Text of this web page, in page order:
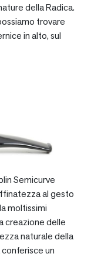
della Radica.
trovare
in alto, sul
Semicurve
al gesto
moltissimi
creazione delle
naturale della
un